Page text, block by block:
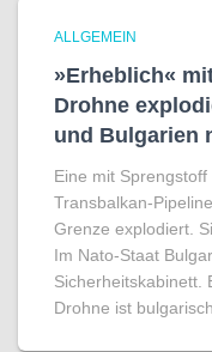
ALLGEMEIN
»Erheblich«
Drohne
und Bulgarien
Eine mit
Transbalkan-
Grenze explodiert.
Im Nato-Staat
Sicherheitskabinett.
Drohne ist